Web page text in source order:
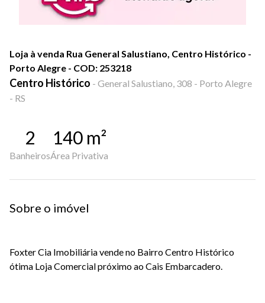
Loja à venda Rua General Salustiano, Centro Histórico -
Porto Alegre - COD: 253218
Centro Histórico - General Salustiano, 308 - Porto Alegre
- RS
2
Banheiros
140 m²
Área Privativa
Sobre o imóvel
Foxter Cia Imobiliária vende no Bairro Centro Histórico
ótima Loja Comercial próximo ao Cais Embarcadero.